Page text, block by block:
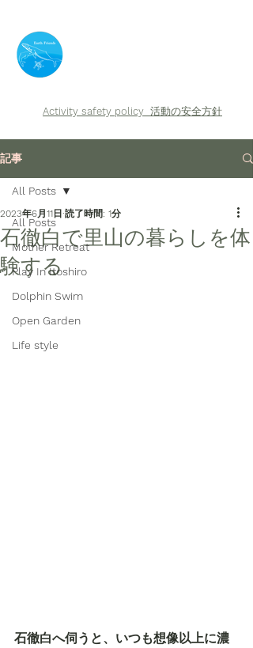
Activity safety policy 活動の安全方針
記事
All Posts
Mother Retreat
Play In Itoshiro
Dolphin Swim
Open Garden
Life style
All Posts
石徹白で里山の暮らしを体
験する
2023年6月11日 読了時間: 1分
石徹白へ伺うと、いつも想像以上に濃